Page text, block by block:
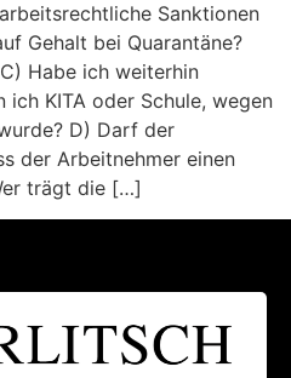
Sanktionen
Gehalt bei Quarantäne?
Habe ich weiterhin
ich KITA oder Schule, wegen
D) Darf der
der Arbeitnehmer einen
trägt die […]